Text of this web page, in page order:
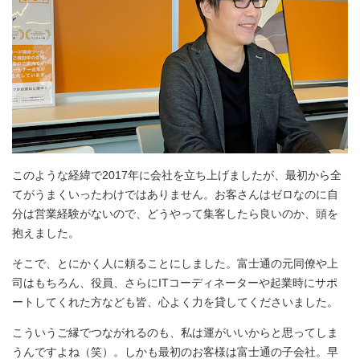
このような経緯で2017年に会社を立ち上げましたが、最初から全
てがうまくいったわけではありません。お客さんはゼロなのに自
分は営業経験がないので、どうやって集客したら良いのか、頭を
抱えました。
そこで、とにかく人に頼ることにしました。富士通の元同僚や上
司はもちろん、役員、さらにITコーディネーターや起業時にサポ
ートしてくれた方なども皆、心よく力を貸してくださいました。
こういうご縁でつながれるのも、私は運がいいからと思ってしま
うんですよね（笑）。しかも最初のお客様は富士通の子会社。早